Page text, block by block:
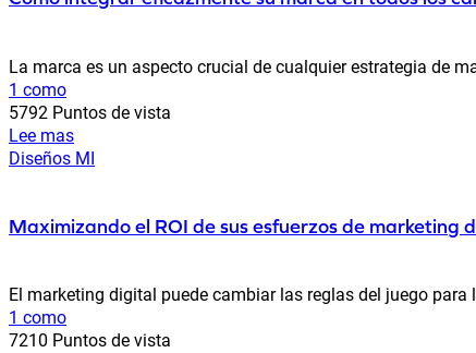
La marca es un aspecto crucial de cualquier estrategia de
1 como
5792 Puntos de vista
Lee mas
Diseños MI
Maximizando el ROI de sus esfuerzos de marketing
El marketing digital puede cambiar las reglas del juego
1 como
7210 Puntos de vista